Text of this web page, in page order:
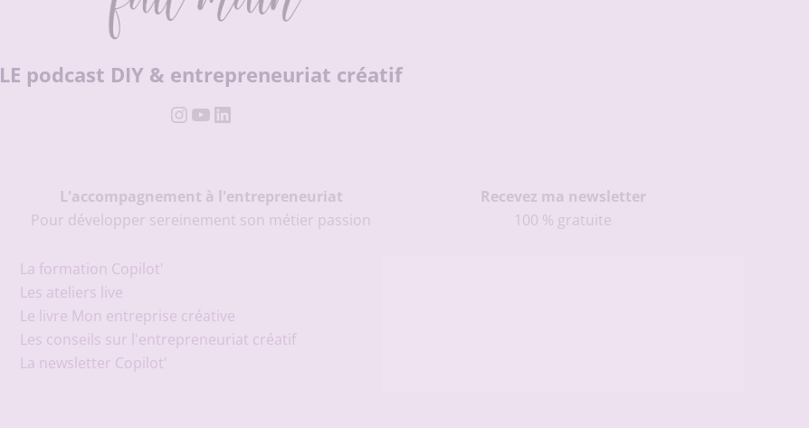
LE podcast DIY & entrepreneuriat créatif
Instagram
YouTube
LinkedIn
L'accompagnement à l'entrepreneuriat
Pour développer sereinement son métier passion
La formation Copilot'
Les ateliers live
Le livre Mon entreprise créative
Les conseils sur l'entrepreneuriat créatif
La newsletter Copilot'
Recevez ma newsletter
100 % gratuite